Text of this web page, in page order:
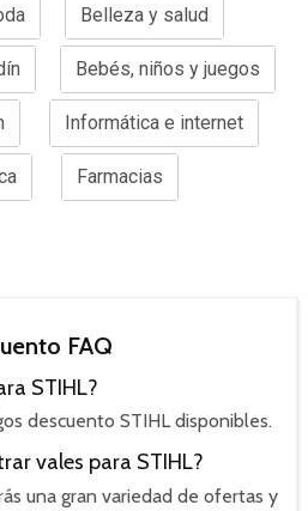
Belleza y salud
Bebés, niños y juegos
Informática e internet
Farmacias
FAQ
STIHL?
descuento STIHL disponibles.
vales para STIHL?
una gran variedad de ofertas y